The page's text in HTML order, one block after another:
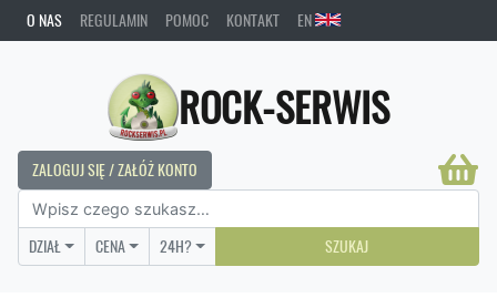
O NAS REGULAMIN POMOC KONTAKT EN
ROCK-SERWIS
ZALOGUJ SIĘ / ZAŁÓŻ KONTO
DZIAŁ CENA 24H? SZUKAJ